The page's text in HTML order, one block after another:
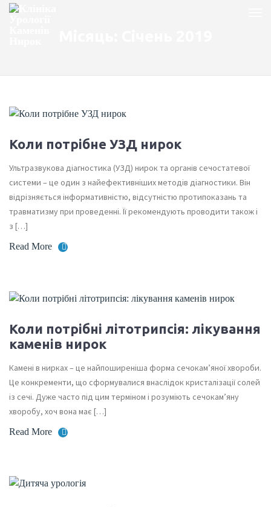
Коли потрібне УЗД нирок
Ультразвукова діагностика (УЗД) нирок та органів сечостатевої
системи – це один з найефективніших методів діагностики. Він
відрізняється інформативністю, відсутністю протипоказань та
травматизму при проведенні. Її рекомендують проводити також і
з […]
Read More
Коли потрібні літотрипсія: лікування
каменів нирок
Камені в нирках – це найпоширеніша форма сечокам’яної хвороби.
Це конкременти, що сформувалися внаслідок кристалізації солей
із сечі. Дуже часто під цим терміном і розуміють сечокам’яну
хворобу, хоч вона має […]
Read More